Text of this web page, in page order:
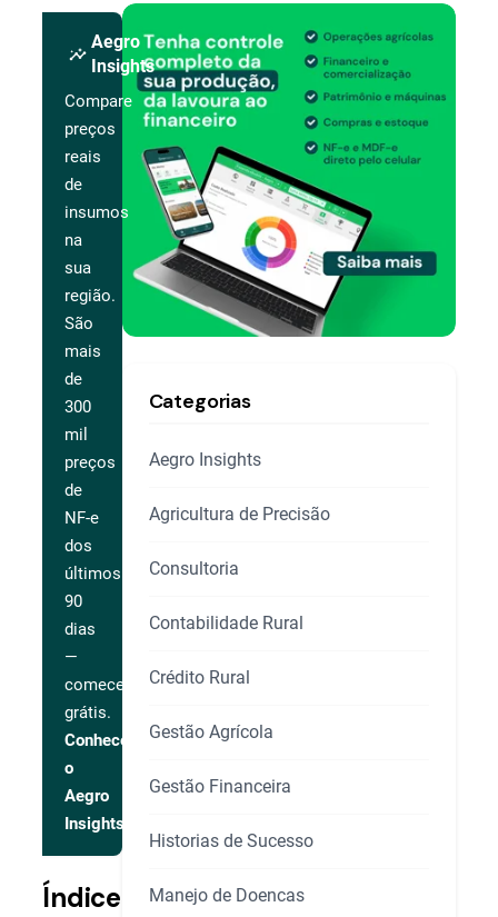
insights
Aegro
Insights
Compare
preços
reais
de
insumos
na
sua
região.
São
mais
de
300
mil
preços
de
NF-e
dos
últimos
90
dias
—
comece
grátis.
Conhecer
o
Aegro
Insights
Índice
Categorias
Aegro Insights
Agricultura de Precisão
Consultoria
Contabilidade Rural
Crédito Rural
Gestão Agrícola
Gestão Financeira
Historias de Sucesso
Manejo de Doencas